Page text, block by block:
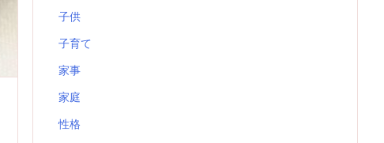
子供
子育て
家事
家庭
性格